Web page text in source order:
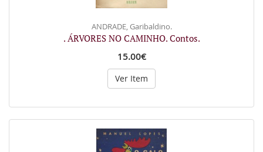
ANDRADE, Garibaldino.
. ÁRVORES NO CAMINHO. Contos.
15.00€
Ver Item